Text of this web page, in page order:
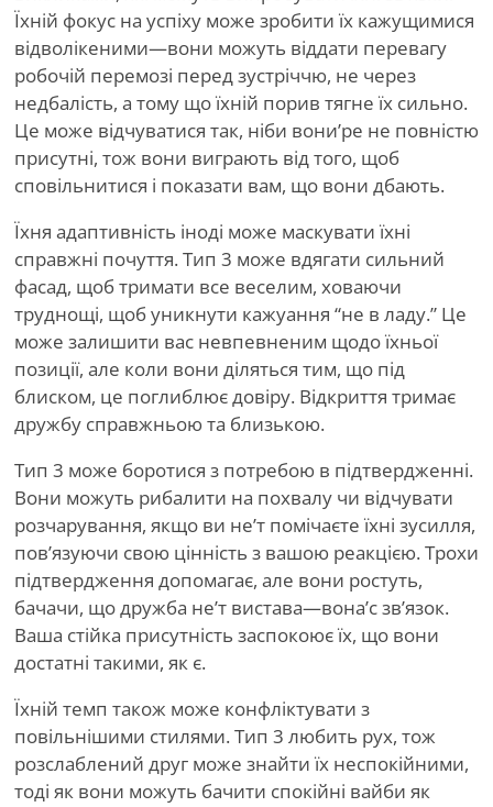
Їхній фокус на успіху може зробити їх кажущимися
відволікеними—вони можуть віддати перевагу
робочій перемозі перед зустріччю, не через
недбалість, а тому що їхній порив тягне їх сильно.
Це може відчуватися так, ніби вони’ре не повністю
присутні, тож вони виграють від того, щоб
сповільнитися і показати вам, що вони дбають.
Їхня адаптивність іноді може маскувати їхні
справжні почуття. Тип 3 може вдягати сильний
фасад, щоб тримати все веселим, ховаючи
труднощі, щоб уникнути кажуання “не в ладу.” Це
може залишити вас невпевненим щодо їхньої
позиції, але коли вони діляться тим, що під
блиском, це поглиблює довіру. Відкриття тримає
дружбу справжньою та близькою.
Тип 3 може боротися з потребою в підтвердженні.
Вони можуть рибалити на похвалу чи відчувати
розчарування, якщо ви не’т помічаєте їхні зусилля,
пов’язуючи свою цінність з вашою реакцією. Трохи
підтвердження допомагає, але вони ростуть,
бачачи, що дружба не’т вистава—вона’с зв’язок.
Ваша стійка присутність заспокоює їх, що вони
достатні такими, як є.
Їхній темп також може конфліктувати з
повільнішими стилями. Тип 3 любить рух, тож
розслаблений друг може знайти їх неспокійними,
тоді як вони можуть бачити спокійні вайби як